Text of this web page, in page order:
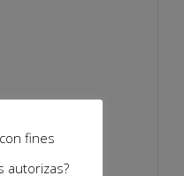
fines
autorizas?